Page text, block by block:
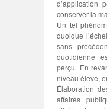
d’application
conserver la
Un tel
quoique
sans
quotidienne
perçu. En
niveau élevé,
Élaboration
affaires